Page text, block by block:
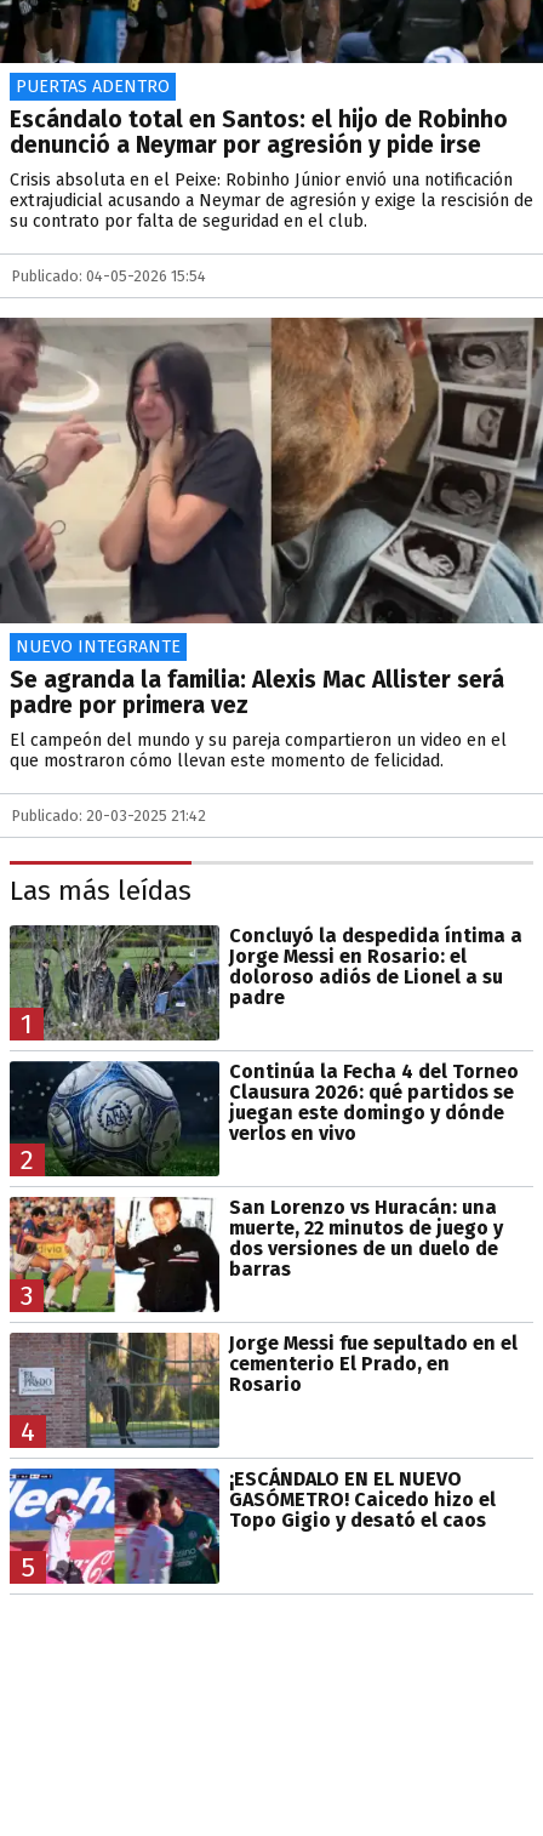
PUERTAS ADENTRO
Escándalo total en Santos: el hijo de Robinho
denunció a Neymar por agresión y pide irse
Crisis absoluta en el Peixe: Robinho Júnior envió una notificación
extrajudicial acusando a Neymar de agresión y exige la rescisión de
su contrato por falta de seguridad en el club.
Publicado: 04-05-2026 15:54
NUEVO INTEGRANTE
Se agranda la familia: Alexis Mac Allister será
padre por primera vez
El campeón del mundo y su pareja compartieron un video en el
que mostraron cómo llevan este momento de felicidad.
Publicado: 20-03-2025 21:42
Las más leídas
1
Concluyó la despedida íntima a
Jorge Messi en Rosario: el
doloroso adiós de Lionel a su
padre
2
Continúa la Fecha 4 del Torneo
Clausura 2026: qué partidos se
juegan este domingo y dónde
verlos en vivo
3
San Lorenzo vs Huracán: una
muerte, 22 minutos de juego y
dos versiones de un duelo de
barras
4
Jorge Messi fue sepultado en el
cementerio El Prado, en
Rosario
5
¡ESCÁNDALO EN EL NUEVO
GASÓMETRO! Caicedo hizo el
Topo Gigio y desató el caos